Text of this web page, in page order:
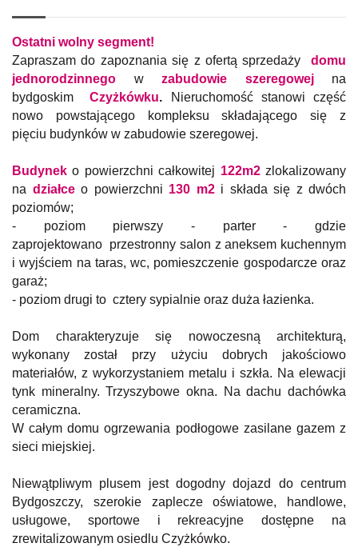
Ostatni wolny segment!
Zapraszam do zapoznania się z ofertą sprzedaży domu
jednorodzinnego w zabudowie szeregowejna
bydgoskim
Czyżkówku.
Nieruchomość stanowi część
nowo powstającego kompleksu składającego się z
pięciu budynków w zabudowie szeregowej.
Budynek o powierzchni całkowitej 122m2zlokalizowany
na działceo powierzchni 130 m2 i składa się z dwóch
poziomów;
- poziom pierwszy - parter - gdzie
zaprojektowano przestronny salon z aneksem kuchennym
i wyjściem na taras, wc, pomieszczenie gospodarcze oraz
garaż;
- poziom drugi to cztery sypialnie oraz duża łazienka.
Dom charakteryzuje się nowoczesną architekturą,
wykonany został przy użyciu dobrych jakościowo
materiałów, z wykorzystaniem metalu i szkła. Na elewacji
tynk mineralny. Trzyszybowe okna. Na dachu dachówka
ceramiczna.
W całym domu ogrzewania podłogowe zasilane gazem z
sieci miejskiej.
Niewątpliwym plusem jest dogodny dojazd do centrum
Bydgoszczy, szerokie zaplecze oświatowe, handlowe,
usługowe, sportowe i rekreacyjne dostępne na
zrewitalizowanym osiedlu Czyżkówko.